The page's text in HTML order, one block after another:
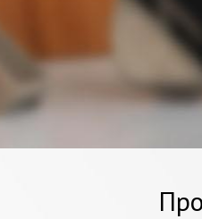
Tulip
Кастрюля
20 см., 3,0 л. со
стеклянн..
2031